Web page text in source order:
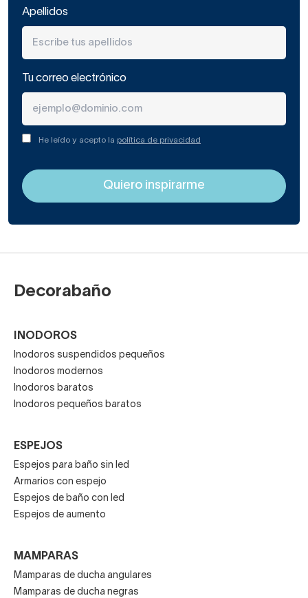
Apellidos
Tu correo electrónico
He leído y acepto la política de privacidad
Decorabaño
INODOROS
Inodoros suspendidos pequeños
Inodoros modernos
Inodoros baratos
Inodoros pequeños baratos
ESPEJOS
Espejos para baño sin led
Armarios con espejo
Espejos de baño con led
Espejos de aumento
MAMPARAS
Mamparas de ducha angulares
Mamparas de ducha negras